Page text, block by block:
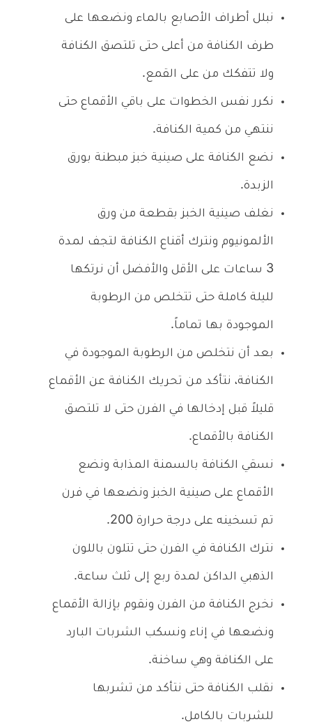
نبلل أطراف الأصابع بالماء ونضعها على
طرف الكنافة من أعلى حتى تلتصق الكنافة
ولا تتفكك من على القمع.
نكرر نفس الخطوات على باقي الأقماع حتى
ننتهي من كمية الكنافة.
نضع الكنافة على صينية خبز مبطنة بورق
الزبدة.
نغلف صينية الخبز بقطعة من ورق
الألمونيوم ونترك أقناع الكنافة لتجف لمدة
3 ساعات على الأقل والأفضل أن نرتكها
لليلة كاملة حتى تتخلص من الرطوبة
الموجودة بها تماماً.
بعد أن نتخلص من الرطوبة الموجودة في
الكنافة، نتأكد من تحريك الكنافة عن الأقماع
قليلاً قبل إدخالها في الفرن حتى لا تلتصق
الكنافة بالأقماع.
نسقي الكنافة بالسمنة المذابة ونضع
الأقماع على صينية الخبز ونضعها في فرن
تم تسخينه على درجة حرارة 200.
نترك الكنافة في الفرن حتى تتلون باللون
الذهبي الداكن لمدة ربع إلى ثلث ساعة.
نخرج الكنافة من الفرن ونقوم بإزالة الأقماع
ونضعها في إناء ونسكب الشربات البارد
على الكنافة وهي ساخنة.
نقلب الكنافة حتى نتأكد من تشربها
للشربات بالكامل.